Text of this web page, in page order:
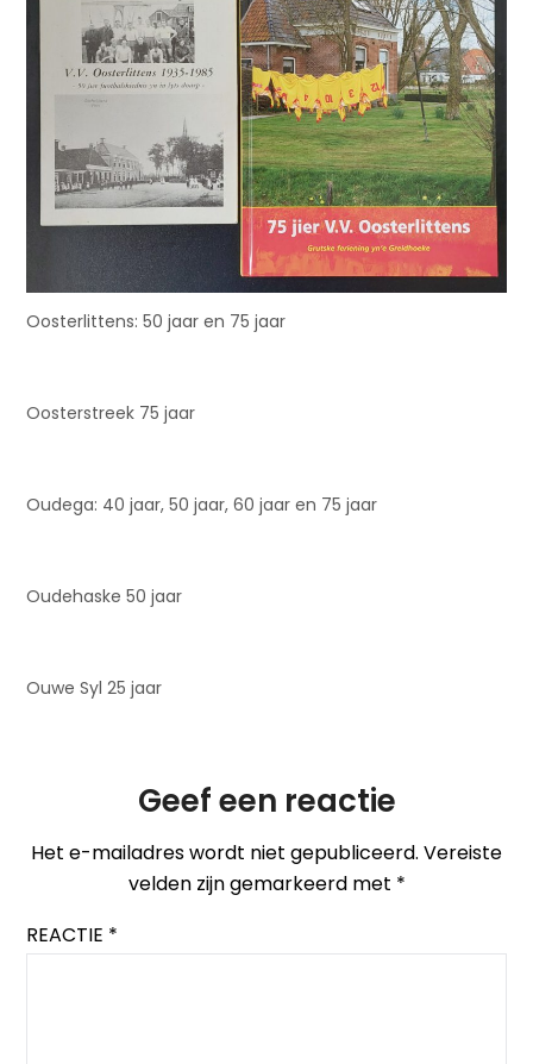
Oosterlittens: 50 jaar en 75 jaar
Oosterstreek 75 jaar
Oudega: 40 jaar, 50 jaar, 60 jaar en 75 jaar
Oudehaske 50 jaar
Ouwe Syl 25 jaar
Geef een reactie
Het e-mailadres wordt niet gepubliceerd. Vereiste
velden zijn gemarkeerd met *
REACTIE *